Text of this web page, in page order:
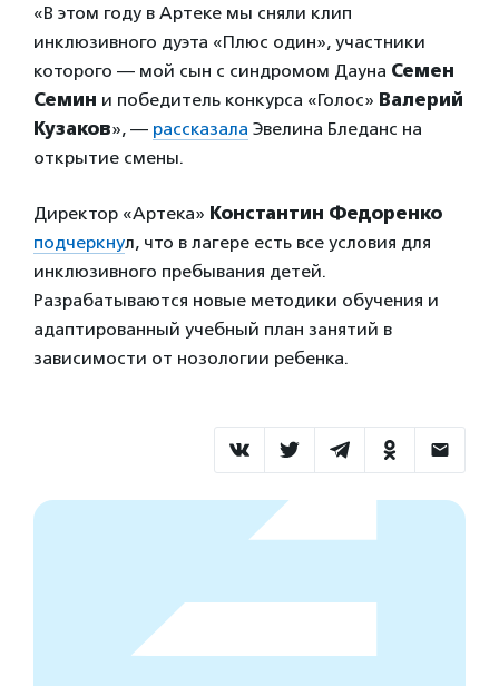
«В этом году в Артеке мы сняли клип
инклюзивного дуэта «Плюс один», участники
которого — мой сын с синдромом Дауна Семен
Семин и победитель конкурса «Голос» Валерий
Кузаков», — рассказала Эвелина Бледанс на
открытие смены.
Директор «Артека» Константин Федоренко
подчеркнул, что в лагере есть все условия для
инклюзивного пребывания детей.
Разрабатываются новые методики обучения и
адаптированный учебный план занятий в
зависимости от нозологии ребенка.